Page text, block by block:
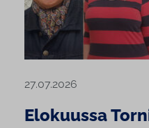
27.07.2026
Elokuussa